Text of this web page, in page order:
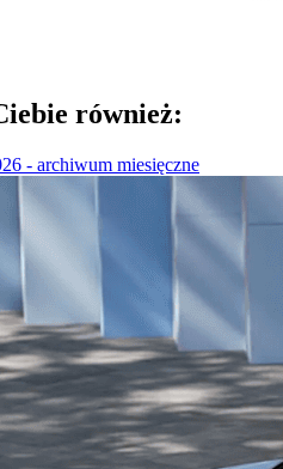
również:
- archiwum miesięczne